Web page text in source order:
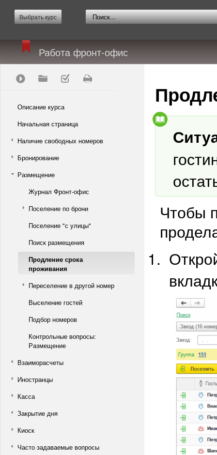
Выбрать курс
Работа фронт-офис
Описание курса
Начальная страница
Наличие свободных номеров
Бронирование
Размещение
Журнал Фронт-офис
Поселение по брони
Поселение "с улицы"
Поиск размещения
Продление срока
проживания
Переселение в другой номер
Выселение гостей
Подбор номеров
Контрольные вопросы:
Размещение
Взаиморасчеты
Иностранцы
Касса
Закрытие дня
Киоск
Часто задаваемые вопросы
Чтобы